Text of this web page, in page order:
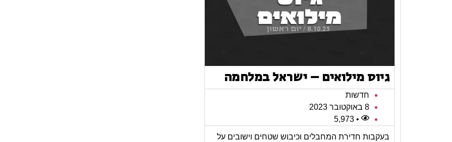
גיוס מילואים – ישראל במלחמה
חדשות
8 באוקטובר 2023
• 5,973
בעקבות חדירת המחבלים וכיבוש שטחים וישובים על